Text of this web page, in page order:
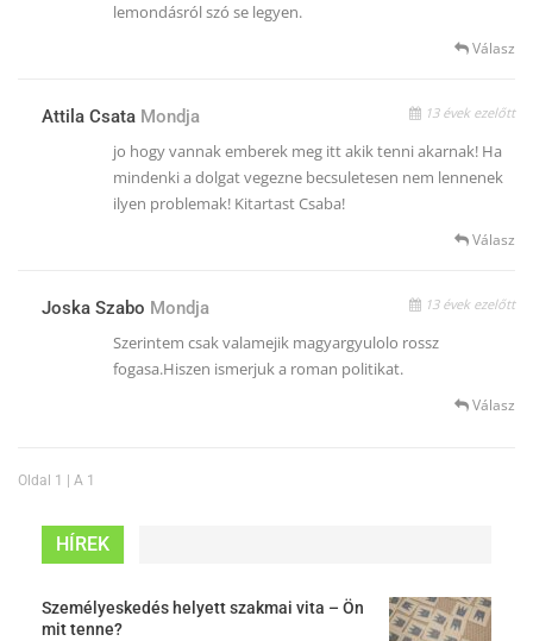
lemondásról szó se legyen.
Válasz
Attila Csata Mondja 13 évek ezelőtt
jo hogy vannak emberek meg itt akik tenni akarnak! Ha
mindenki a dolgat vegezne becsuletesen nem lennenek
ilyen problemak! Kitartast Csaba!
Válasz
Joska Szabo Mondja 13 évek ezelőtt
Szerintem csak valamejik magyargyulolo rossz
fogasa.Hiszen ismerjuk a roman politikat.
Válasz
Oldal 1 | A 1
HÍREK
Személyeskedés helyett szakmai vita – Ön
mit tenne?